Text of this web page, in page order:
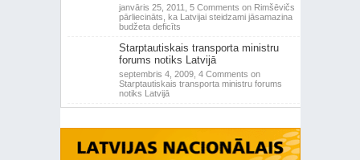
janvāris 25, 2011, 5 Comments on Rimšēvičs
pārliecināts, ka Latvijai steidzami jāsamazina
budžeta deficīts
Starptautiskais transporta ministru
forums notiks Latvijā
septembris 4, 2009, 4 Comments on
Starptautiskais transporta ministru forums
notiks Latvijā